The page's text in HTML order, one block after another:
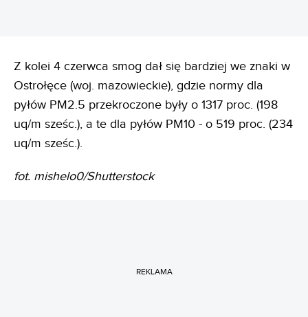
Z kolei 4 czerwca smog dał się bardziej we znaki w
Ostrołęce (woj. mazowieckie), gdzie normy dla
pyłów PM2.5 przekroczone były o 1317 proc. (198
uq/m sześc.), a te dla pyłów PM10 - o 519 proc. (234
uq/m sześc.).
fot. mishelo0/Shutterstock
REKLAMA